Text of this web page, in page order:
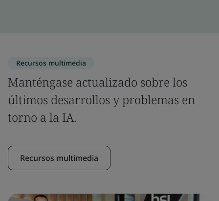
Recursos multimedia
Manténgase actualizado sobre los
últimos desarrollos y problemas en
torno a la IA.
Recursos multimedia